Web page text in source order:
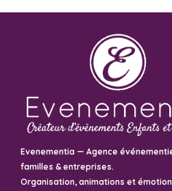
Evenementia — Agence
familles & entreprises.
Organisation, animations et